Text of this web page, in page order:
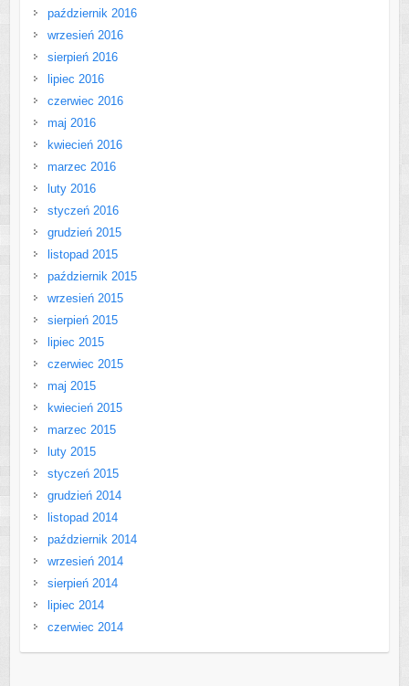
październik 2016
wrzesień 2016
sierpień 2016
lipiec 2016
czerwiec 2016
maj 2016
kwiecień 2016
marzec 2016
luty 2016
styczeń 2016
grudzień 2015
listopad 2015
październik 2015
wrzesień 2015
sierpień 2015
lipiec 2015
czerwiec 2015
maj 2015
kwiecień 2015
marzec 2015
luty 2015
styczeń 2015
grudzień 2014
listopad 2014
październik 2014
wrzesień 2014
sierpień 2014
lipiec 2014
czerwiec 2014